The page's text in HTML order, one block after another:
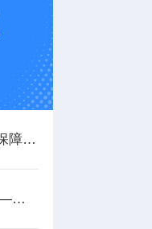
电致发光el测试仪——一款保障发电效率的光伏板隐裂快速检测仪2025+派+送
茶园气象土壤墒情监测站——一款验证防涝技术的土壤墒情记录仪2025+派+送